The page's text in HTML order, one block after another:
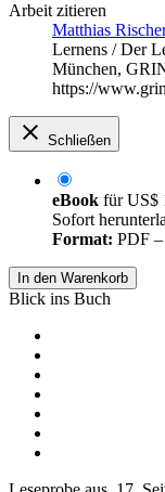
Arbeit zitieren
Matthias
Lernens / Der
München,
https://
Schließen
eBook fürUS$
Sofort
Format: PDF
In den Warenkorb
Blick ins Buch